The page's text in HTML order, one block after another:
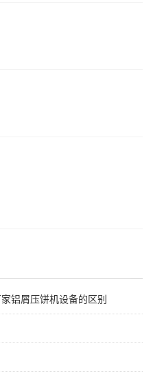
铝屑压饼机设备的区别